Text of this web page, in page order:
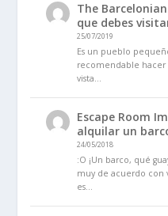
The Barcelonian
que debes
25/07/2019
Es un pueblo
recomendable hacer
vista…
Escape Room
alquilar un
24/05/2018
:O ¡Un barco, qué
muy de acuerdo con
es…